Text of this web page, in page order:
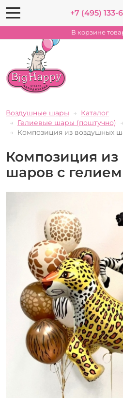
+7 (495) 133-
В корзине
Воздушные шары
Каталог
Гелиевые шары (поштучно)
Композиция из воздушных
Композиция
шаров с